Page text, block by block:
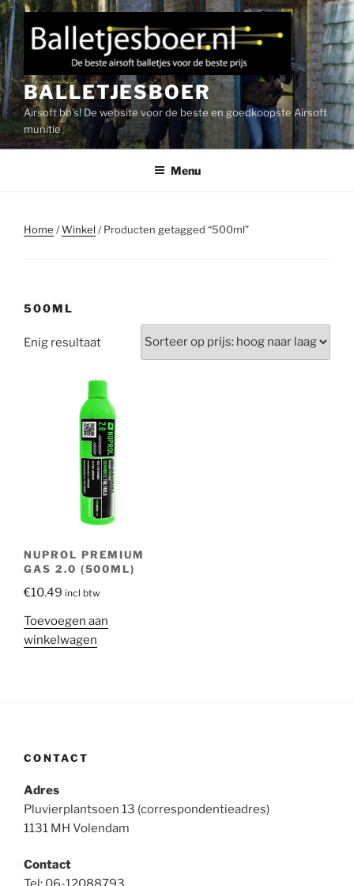
Ga
naar
de
inhoud
BALLETJESBOER
Airsoft bb's! De website voor de beste en goedkoopste Airsoft
munitie
Menu
Home /Winkel/ Producten getagged “500ml”
500ML
Enig resultaat
NUPROL PREMIUM
GAS 2.0 (500ML)
€10.49 incl btw
Toevoegen aan
winkelwagen
CONTACT
Adres
Pluvierplantsoen 13 (correspondentieadres)
1131 MH Volendam
Contact